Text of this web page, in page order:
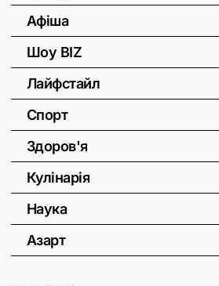
Афіша
Шоу BIZ
Лайфстайл
Спорт
Здоров'я
Кулінарія
Наука
Азарт